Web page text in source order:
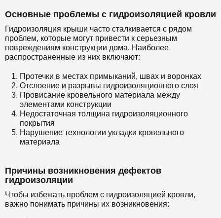
Основные проблемы с гидроизоляцией кровли
Гидроизоляция крыши часто сталкивается с рядом
проблем, которые могут привести к серьезным
повреждениям конструкции дома. Наиболее
распространенные из них включают:
Протечки в местах примыканий, швах и воронках
Отслоение и разрывы гидроизоляционного слоя
Провисание кровельного материала между
элементами конструкции
Недостаточная толщина гидроизоляционного
покрытия
Нарушение технологии укладки кровельного
материала
Причины возникновения дефектов
гидроизоляции
Чтобы избежать проблем с гидроизоляцией кровли,
важно понимать причины их возникновения: